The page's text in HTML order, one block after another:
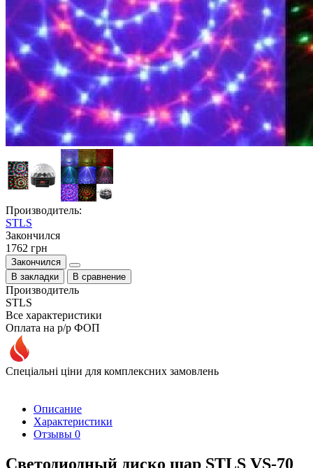
Производитель:
STLS
Закончился
1762 грн
Закончился
В закладки
В сравнение
Производитель
STLS
Все характеристики
Оплата на р/р ФОП
Спеціальні ціни для комплексних замовлень
Описание
Характеристики
Отзывы 0
Светодиодный диско шар STLS VS-70